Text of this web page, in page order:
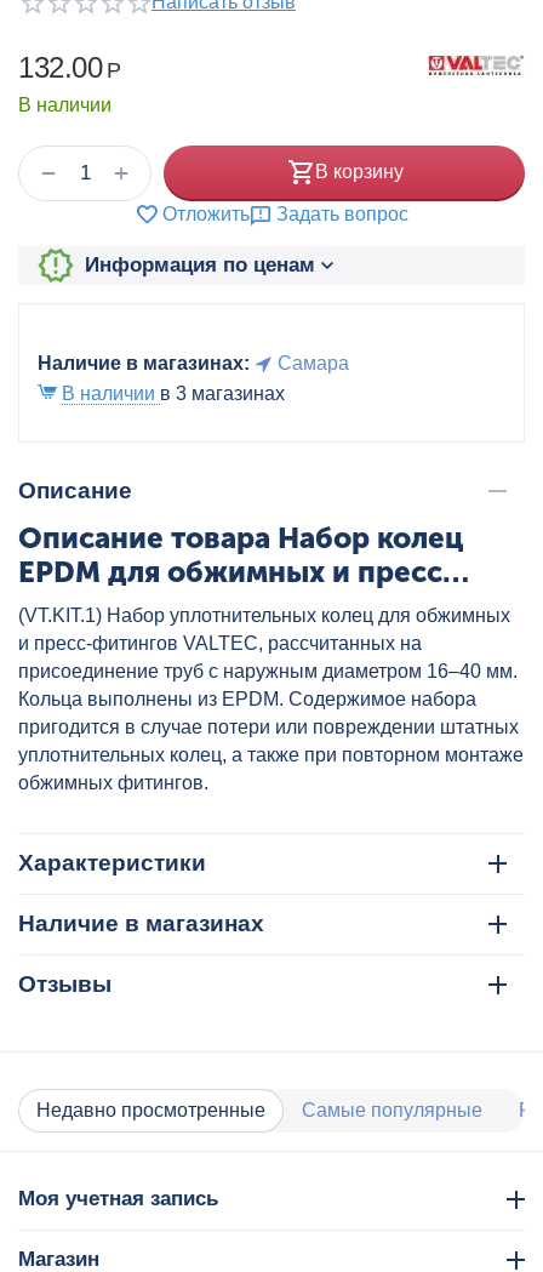
132.00 Р
В наличии
+
− В корзину
Отложить Задать вопрос
Информация по ценам
Наличие в магазинах:
Самара
В наличии в 3 магазинах
Описание
Описание товара Набор колец
EPDM для обжимных и пресс
фитингов VALTEC, Ду 16-40
(ремонтный комплект) VALTEC,
артикул: VT.KIT.1.1640
(VT.KIT.1) Набор уплотнительных колец для обжимных
и пресс-фитингов VALTEC, рассчитанных на
присоединение труб c наружным диаметром 16–40 мм.
Кольца выполнены из EPDM. Содержимое набора
пригодится в случае потери или повреждении штатных
уплотнительных колец, а также при повторном монтаже
обжимных фитингов.
Характеристики
Наличие в магазинах
Отзывы
Недавно просмотренные Самые популярные
Моя учетная запись
Магазин